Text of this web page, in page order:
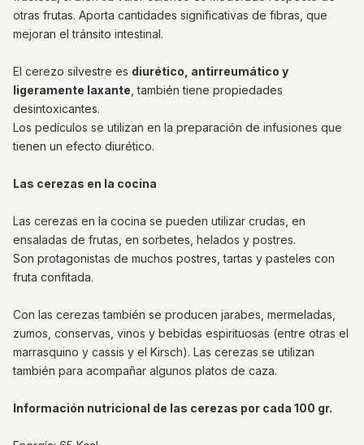
otras frutas. Aporta cantidades significativas de fibras, que
mejoran el tránsito intestinal.
El cerezo silvestre es diurético, antirreumático y
ligeramente laxante , también tiene propiedades
desintoxicantes.
Los pedículos se utilizan en la preparación de infusiones que
tienen un efecto diurético.
Las cerezas en la cocina
Las cerezas en la cocina se pueden utilizar crudas, en
ensaladas de frutas, en sorbetes, helados y postres.
Son protagonistas de muchos postres, tartas y pasteles con
fruta confitada.
Con las cerezas también se producen jarabes, mermeladas,
zumos, conservas, vinos y bebidas espirituosas (entre otras el
marrasquino y cassis y el Kirsch). Las cerezas se utilizan
también para acompañar algunos platos de caza.
Información nutricional de las cerezas por cada 100 gr.